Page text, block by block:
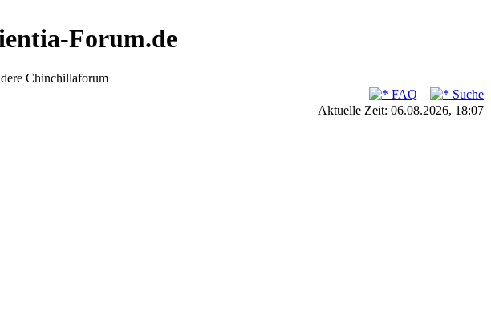
Forum.de
Chinchillaforum
FAQ
Suche
Aktuelle Zeit: 06.08.2026, 18:07